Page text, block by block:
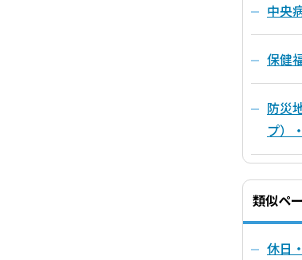
中央
保健
防災
プ）
類似ペ
休日